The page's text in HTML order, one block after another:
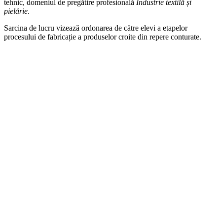
tehnic, domeniul de pregătire profesională Industrie textilă și
pielărie.
Sarcina de lucru vizează ordonarea de către elevi a etapelor
procesului de fabricație a produselor croite din repere conturate.